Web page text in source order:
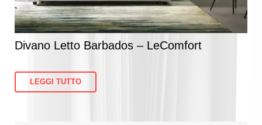
Divano Letto Barbados – LeComfort
LEGGI TUTTO